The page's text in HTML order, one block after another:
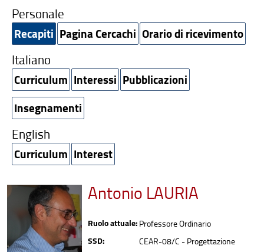
Personale
Recapiti Pagina Cercachi Orario di ricevimento
Italiano
Curriculum Interessi Pubblicazioni
Insegnamenti
English
Curriculum Interest
Antonio LAURIA
Ruolo attuale: Professore Ordinario
SSD:
CEAR-08/C - Progettazione